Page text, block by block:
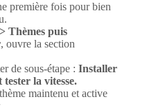
première fois pour bien
Thèmes puis
, ouvre la section
de sous-étape : Installer
la vitesse.
maintenu et active